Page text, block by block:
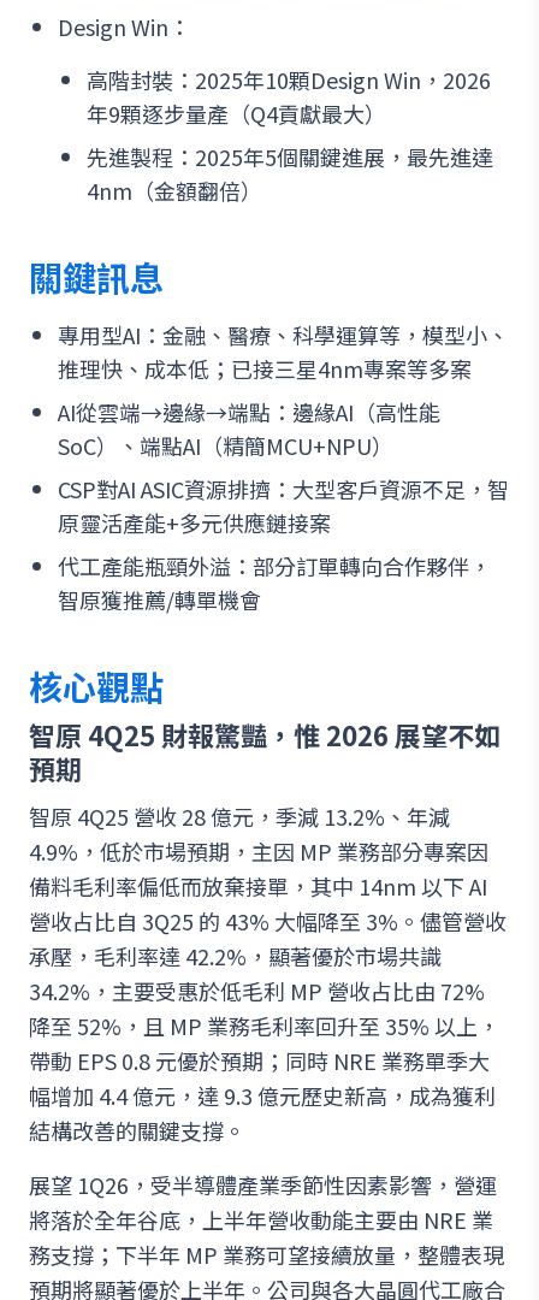
Design Win：
高階封裝：2025年10顆Design Win，2026
年9顆逐步量產（Q4貢獻最大）
先進製程：2025年5個關鍵進展，最先進達
4nm（金額翻倍）
關鍵訊息
專用型AI：金融、醫療、科學運算等，模型小、
推理快、成本低；已接三星4nm專案等多案
AI從雲端→邊緣→端點：邊緣AI（高性能
SoC）、端點AI（精簡MCU+NPU）
CSP對AI ASIC資源排擠：大型客戶資源不足，智
原靈活產能+多元供應鏈接案
代工產能瓶頸外溢：部分訂單轉向合作夥伴，
智原獲推薦/轉單機會
核心觀點
智原 4Q25 財報驚豔，惟 2026 展望不如
預期
智原 4Q25 營收 28 億元，季減 13.2%、年減
4.9%，低於市場預期，主因 MP 業務部分專案因
備料毛利率偏低而放棄接單，其中 14nm 以下 AI
營收占比自 3Q25 的 43% 大幅降至 3%。儘管營收
承壓，毛利率達 42.2%，顯著優於市場共識
34.2%，主要受惠於低毛利 MP 營收占比由 72%
降至 52%，且 MP 業務毛利率回升至 35% 以上，
帶動 EPS 0.8 元優於預期；同時 NRE 業務單季大
幅增加 4.4 億元，達 9.3 億元歷史新高，成為獲利
結構改善的關鍵支撐。
展望 1Q26，受半導體產業季節性因素影響，營運
將落於全年谷底，上半年營收動能主要由 NRE 業
務支撐；下半年 MP 業務可望接續放量，整體表現
預期將顯著優於上半年。公司與各大晶圓代工廠合